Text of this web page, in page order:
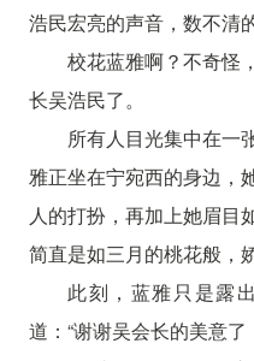
浩民宏亮的声音，数不清
校花蓝雅啊？不奇怪
长吴浩民了。
所有人目光集中在一
雅正坐在宁宛西的身边，
人的打扮，再加上她眉目
简直是如三月的桃花般，
此刻，蓝雅只是露
道：“谢谢吴会长的美意